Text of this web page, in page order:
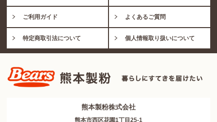
ご利用ガイド よくあるご質問
特定商取引法について 個人情報取り扱いについて
熊本製粉株式会社
熊本市西区花園1丁目25-1